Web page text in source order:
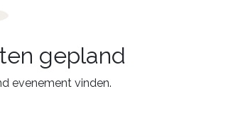
gepland
evenement vinden.